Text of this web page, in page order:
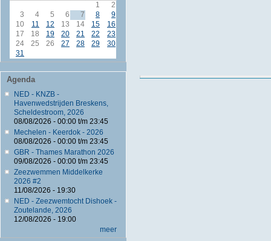
1
2
3
4 5 6 7 8
9
10
11 12 13 14 15
16
17
18 19 20 21 22
23
24
25 26 27 28 29
30
31
Agenda
NED - KNZB -
Havenwedstrijden Breskens,
Scheldestroom, 2026
08/08/2026 - 00:00t/m 23:45
Mechelen - Keerdok - 2026
08/08/2026 - 00:00t/m 23:45
GBR - Thames Marathon 2026
09/08/2026 - 00:00t/m 23:45
Zeezwemmen Middelkerke
2026 #2
11/08/2026 - 19:30
NED - Zeezwemtocht Dishoek -
Zoutelande, 2026
12/08/2026 - 19:00
meer